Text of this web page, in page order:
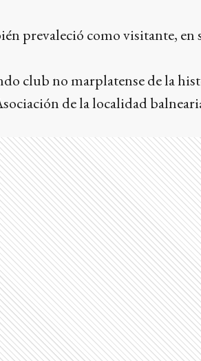
prevaleció como visitante, en
club no marplatense de la
de la localidad